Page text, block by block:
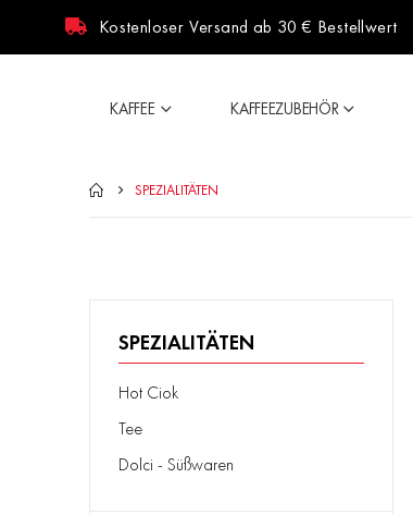
Kostenloser Versand ab 30 € Bestellwert
KAFFEE KAFFEEZUBEHÖR
SPEZIALITÄTEN
SPEZIALITÄTEN
Hot Ciok
Tee
Dolci - Süßwaren